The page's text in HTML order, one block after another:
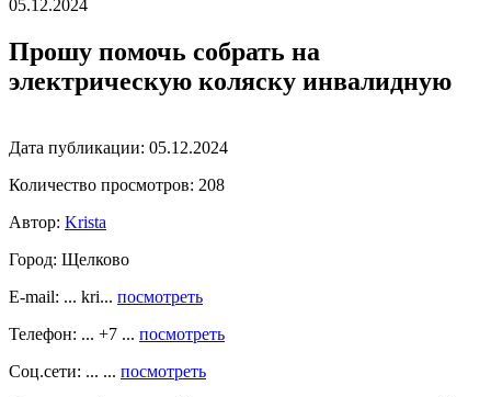
05.12.2024
Прошу помочь собрать на
электрическую коляску инвалидную
Дата публикации: 05.12.2024
Количество просмотров: 208
Автор: Krista
Город: Щелково
E-mail: ... kri... посмотреть
Телефон: ... +7 ... посмотреть
Соц.сети: ... ... посмотреть